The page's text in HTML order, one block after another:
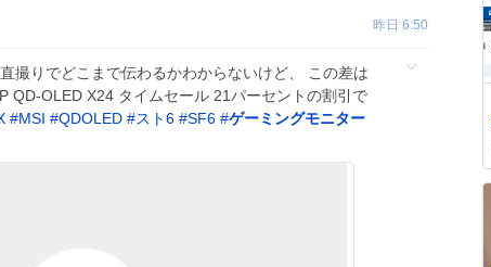
昨日 6:50
撮りでどこまで伝わるかわからないけど、 この差は
QD-OLED X24 タイムセール 21パーセントの割引で
#MSI #QDOLED #スト6 #SF6 #ゲーミングモニター